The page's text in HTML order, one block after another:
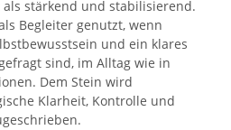
stärkend und stabilisierend.
Begleiter genutzt, wenn
und ein klares
sind, im Alltag wie in
Dem Stein wird
Klarheit, Kontrolle und